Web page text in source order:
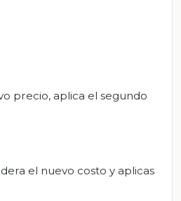
precio, aplica el segundo
el nuevo costo y aplicas